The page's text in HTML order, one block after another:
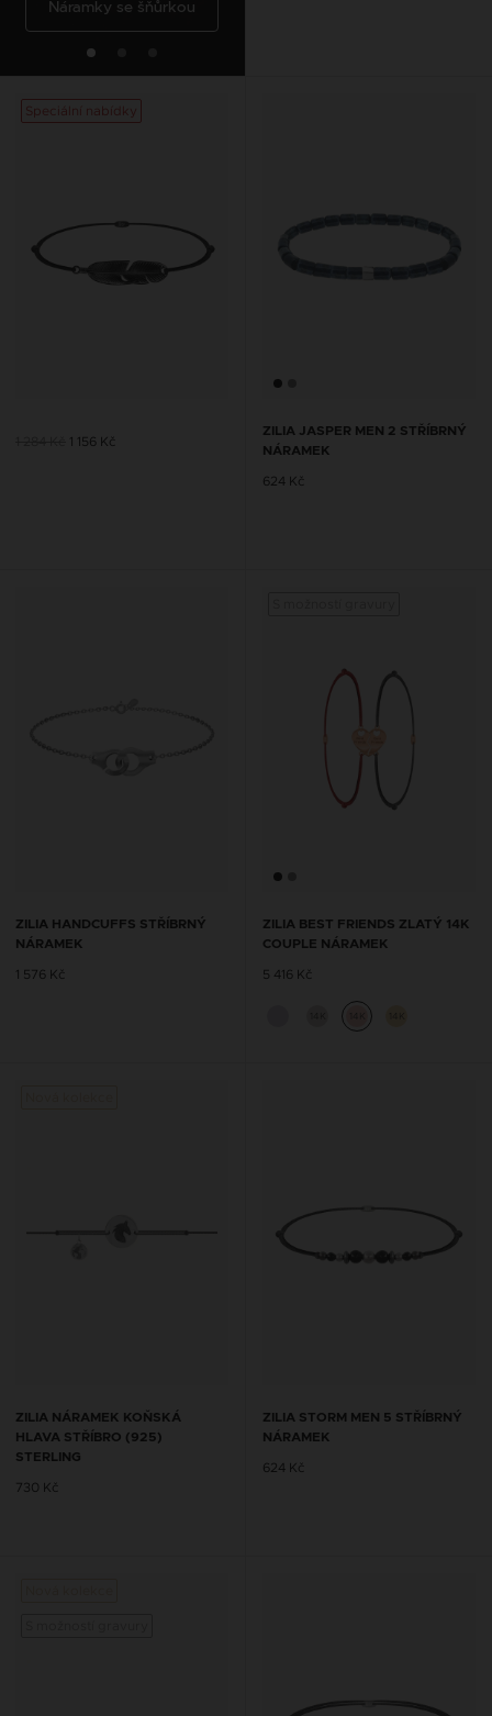
Náramky se šňůrkou
Speciální nabídky
1 156 Kč
ZILIA JASPER MEN 2 STŘÍBRNÝ
NÁRAMEK
624 Kč
ZILIA HANDCUFFS STŘÍBRNÝ
NÁRAMEK
1 576 Kč
ZILIA BEST FRIENDS ZLATÝ 14K
COUPLE NÁRAMEK
5 416 Kč
ZILIA NÁRAMEK KOŇSKÁ
HLAVA STŘÍBRO (925)
STERLING
730 Kč
ZILIA STORM MEN 5 STŘÍBRNÝ
NÁRAMEK
624 Kč